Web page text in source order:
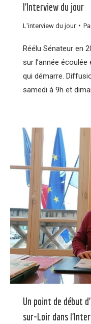
l’Interview du jour
L'interview du jour
Réélu Sénateur en
sur l’année
qui démarre.
samedi à 9h et
Un point de début
sur-Loir dans